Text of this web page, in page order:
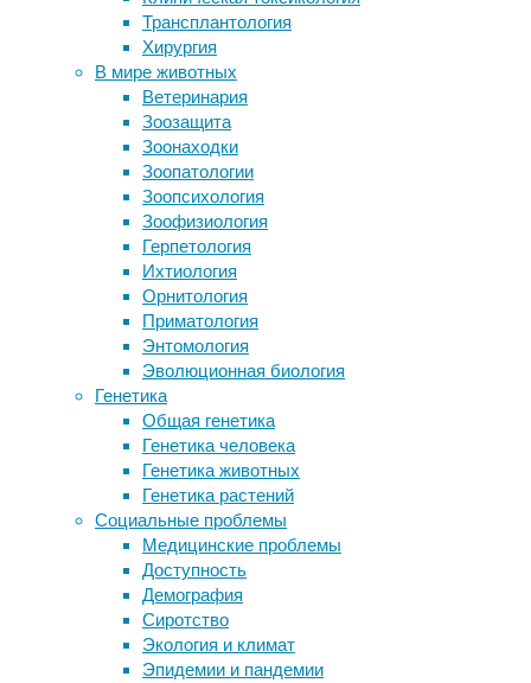
Трансплантология
Хирургия
В мире животных
Ветеринария
Зоозащита
Зоонаходки
Зоопатологии
Зоопсихология
Зоофизиология
Герпетология
Ихтиология
Орнитология
Приматология
Энтомология
Эволюционная биология
Генетика
Общая генетика
Генетика человека
Генетика животных
Генетика растений
Социальные проблемы
Медицинские проблемы
Доступность
Демография
Сиротство
Экология и климат
Эпидемии и пандемии
28/08/2018,
22:20
28/08/2018
инсульт,
инфаркт,
исследования,
лекарства,
медицина,
профилактика,
сердце
Ежедневный
прием
низкодозового
аспирина,
как
известно,
сокращает
шансы
на
повторный
инфаркт,
инсульт
или
другие
проблемы
«Шум» решает: реалистичная
динамика работы всего мозга
Причина облысения может быть в
клетках, перепутавших свои
функции
Транзиторная ишемическая атака
может ускорять когнитивное
снижение
Характер сна способен помочь
предсказать риск болезни
Альцгеймера
Следите за новостями